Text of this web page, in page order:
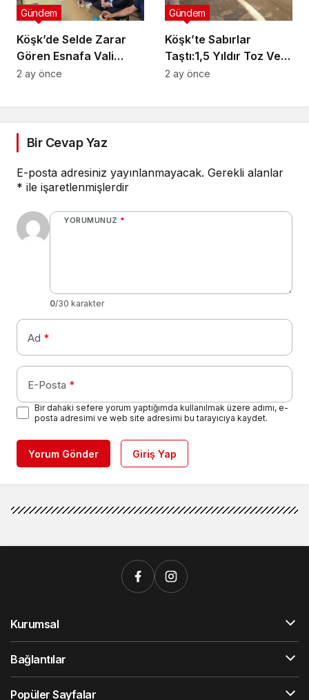
Köşk’de Selde Zarar
Gören Esnafa Vali
Güvencesi
Gündem
2 ay önce
Köşk’te Sabırlar
Taştı:1,5 Yıldır Toz Ve
Çamurlar Yaşıyoruz
Gündem
2 ay önce
Bir Cevap Yaz
E-posta adresiniz yayınlanmayacak. Gerekli alanlar
* ile işaretlenmişlerdir
YORUMUNUZ *
0/30 karakter
Ad *
E-Posta *
Bir dahaki sefere yorum yaptığımda kullanılmak üzere adımı, e-
posta adresimi ve web site adresimi bu tarayıcıya kaydet.
Yorum Gönder Giriş Yap
Kurumsal
Bağlantılar
Popüler Sayfalar